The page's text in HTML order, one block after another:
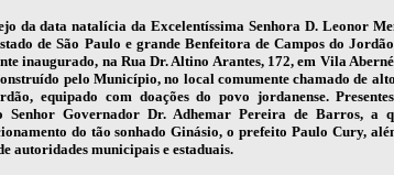
da data natalícia da Excelentíssima Senhora D. Leonor
de São Paulo e grande Benfeitora de Campos do
inaugurado, na Rua Dr. Altino Arantes, 172, em Vila
pelo Município, no local comumente chamado de
equipado com doações do povo jordanense.
Senhor Governador Dr. Adhemar Pereira de Barros, a
do tão sonhado Ginásio, o prefeito Paulo Cury,
autoridades municipais e estaduais.